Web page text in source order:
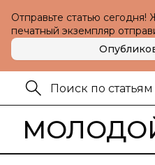
Отправьте статью сегодня!
печатный экземпляр